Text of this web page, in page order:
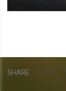
SHARE